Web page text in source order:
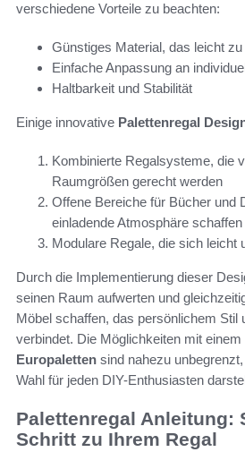
verschiedene Vorteile zu beachten:
Günstiges Material, das leicht
Einfache Anpassung an
Haltbarkeit und Stabilität
Einige innovative Palettenregal
Kombinierte Regalsysteme, die
Raumgrößen gerecht werden
Offene Bereiche für Bücher und
einladende Atmosphäre schaffen
Modulare Regale, die sich leicht
Durch die Implementierung dieser
seinen Raum aufwerten und
Möbel schaffen, das persönlichem Stil
verbindet. Die Möglichkeiten mit einem
Europaletten sind nahezu
Wahl für jeden DIY-Enthusiasten
Palettenregal Anleitung:
Schritt zu Ihrem Regal